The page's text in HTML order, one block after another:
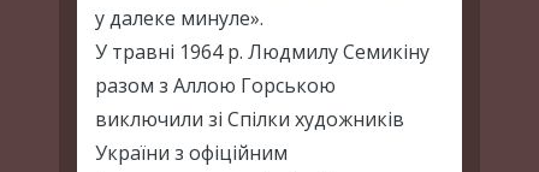
у далеке минуле».
У травні 1964 р. Людмилу Семикіну
разом з Аллою Горською
виключили зі Спілки художників
України з офіційним